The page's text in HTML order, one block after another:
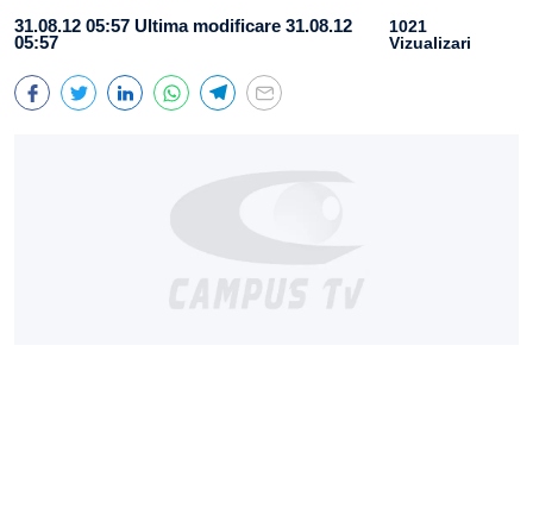
31.08.12 05:57 Ultima modificare 31.08.12
05:57
1021
Vizualizari